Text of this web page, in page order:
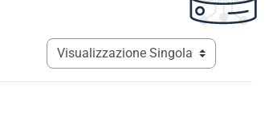
Navigazione terziaria modalità